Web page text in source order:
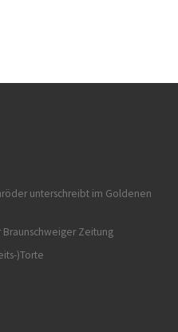
unterschreibt im Goldenen
Braunschweiger Zeitung
)Torte